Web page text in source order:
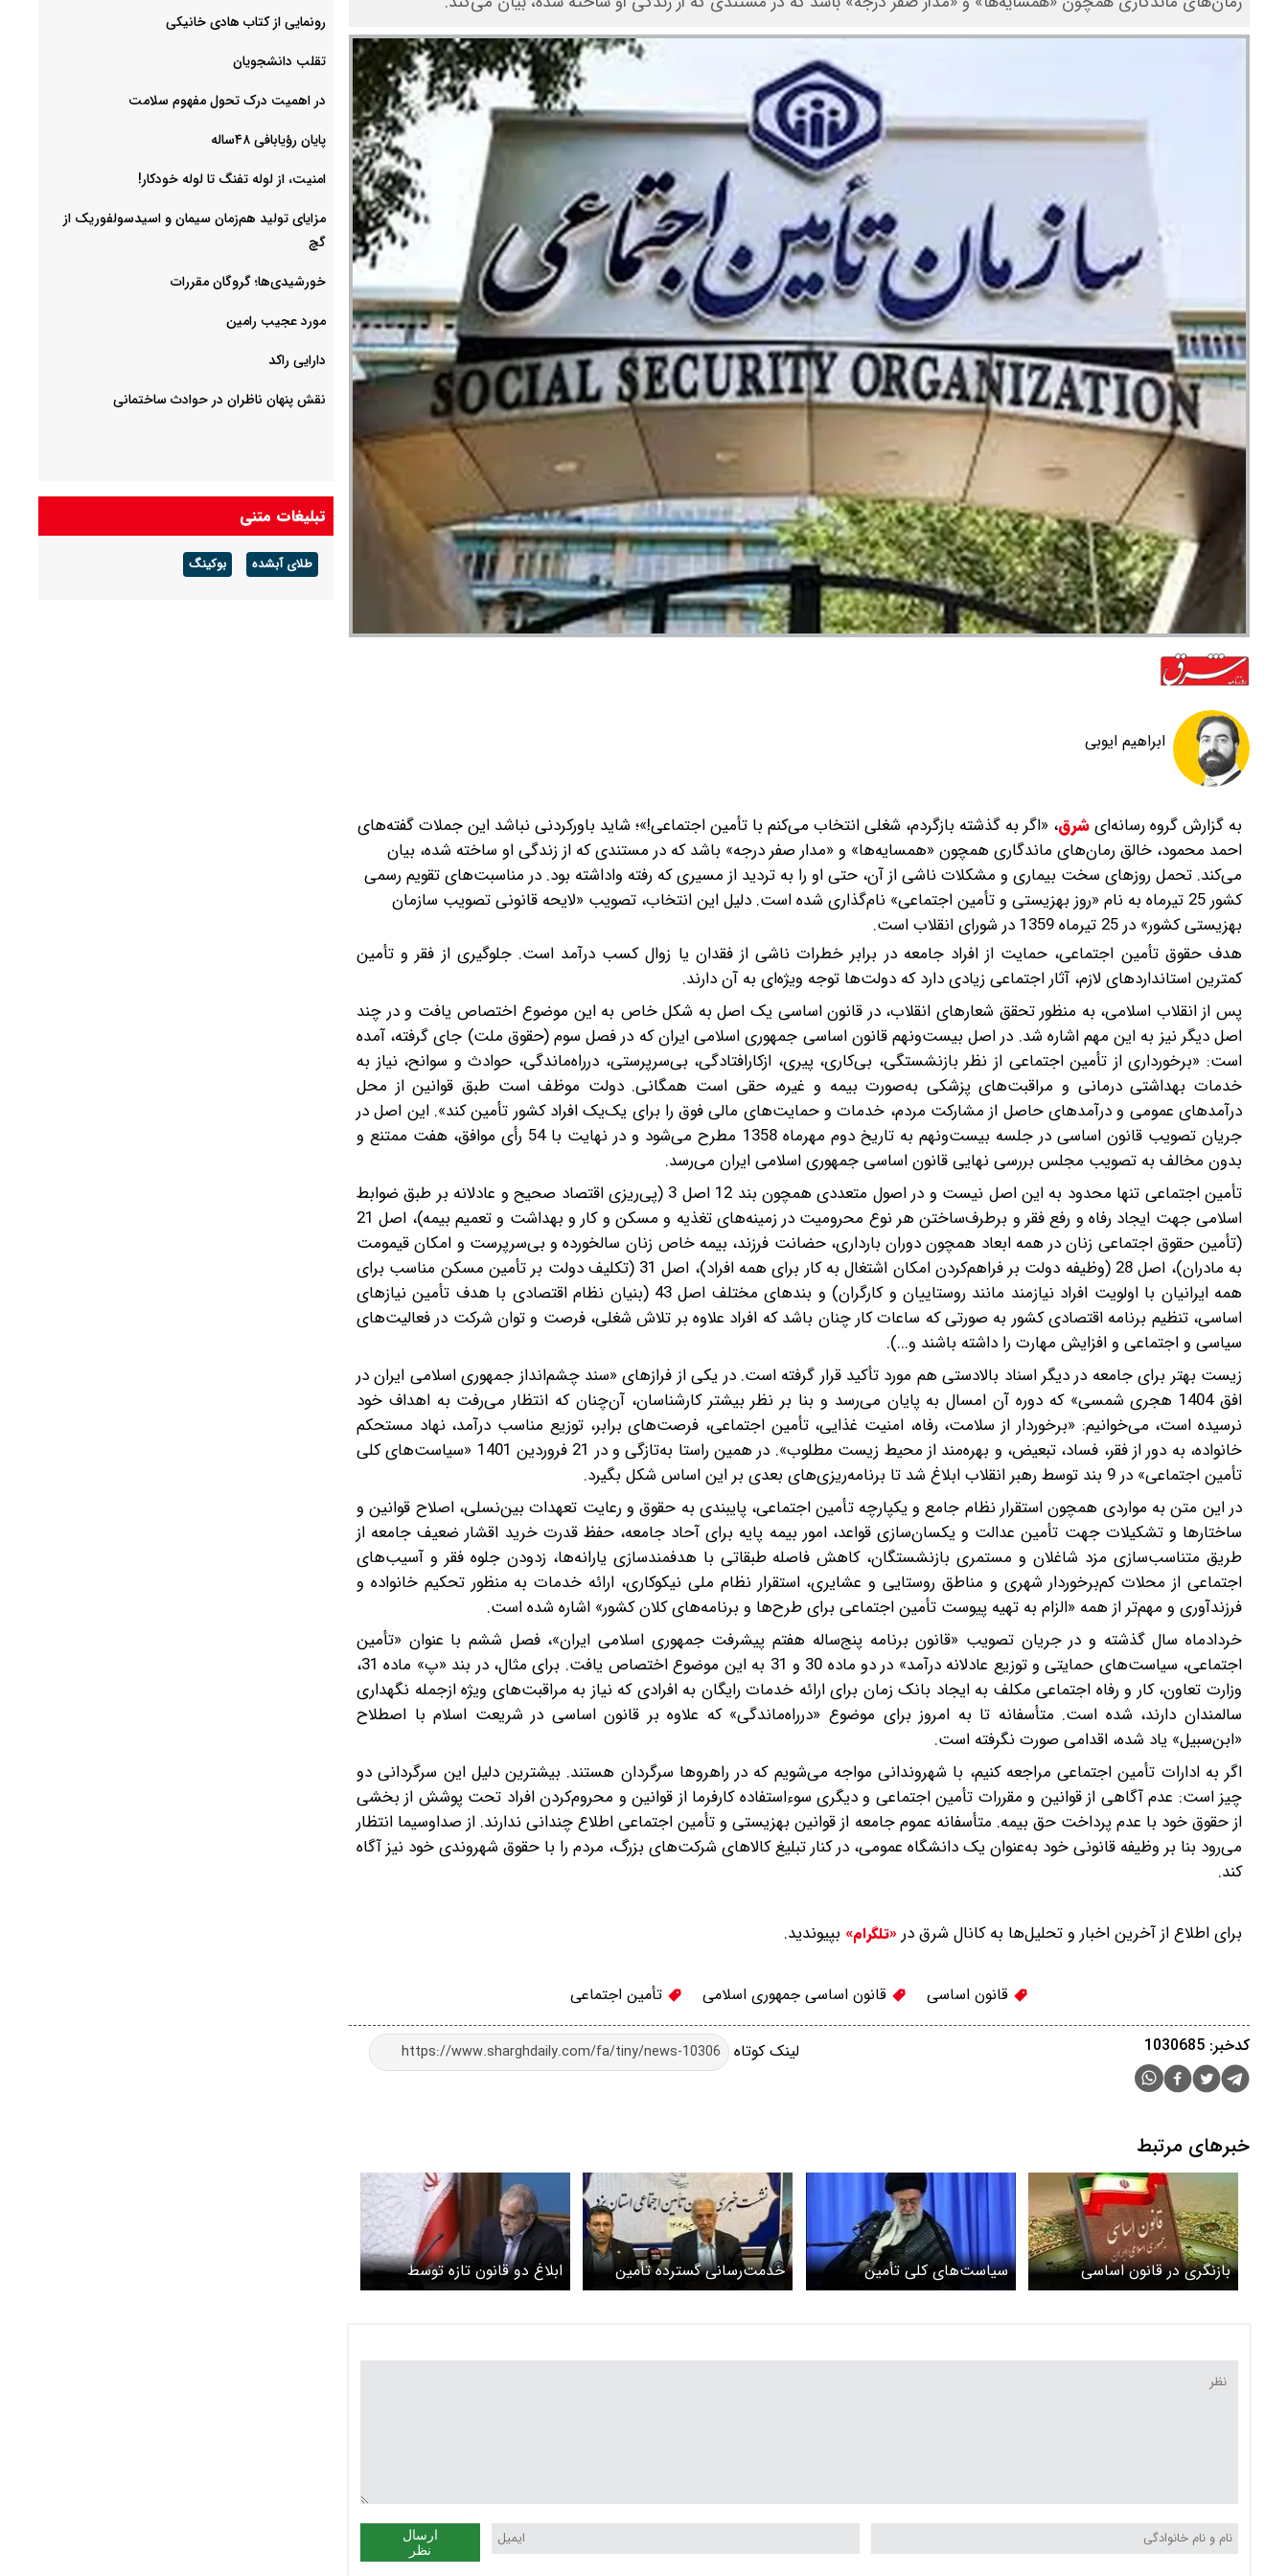
ابراهیم ایوبی
به گزارش گروه رسانه‌ایشرق، «اگر به گذشته بازگردم، شغلی انتخاب می‌کنم با تأمین اجتماعی!»؛ شاید باورکردنی نباشد‌ این جملات گفته‌های
احمد محمود، خالق رمان‌های ماندگاری همچون «همسایه‌ها» و «مدار صفر درجه» باشد که در مستندی که از زندگی او ساخته شده، بیان
می‌کند. تحمل روزهای سخت بیماری و مشکلات ناشی از آن، حتی او را به تردید از مسیری که رفته واداشته بود. در مناسبت‌های تقویم رسمی
کشور 25 تیرماه به نام «روز بهزیستی و تأمین اجتماعی» نام‌گذاری شده است. دلیل این انتخاب، تصویب «لایحه قانونی تصویب سازمان
بهزیستی کشور» در 25 تیرماه 1359 در شورای انقلاب است.
هدف حقوق تأمین اجتماعی، حمایت از افراد جامعه در برابر خطرات ناشی از فقدان یا زوال کسب درآمد است. جلوگیری از فقر و تأمین
کمترین استانداردهای لازم، آثار اجتماعی زیادی دارد که دولت‌ها توجه ویژه‌ای به آن دارند.
پس از انقلاب اسلامی، به منظور تحقق شعارهای انقلاب، در قانون اساسی یک اصل به شکل خاص به این موضوع اختصاص یافت و در چند
اصل دیگر نیز به این مهم اشاره شد. در اصل بیست‌و‌نهم قانون اساسی جمهوری اسلامی ایران که در فصل سوم (حقوق ملت) جای گرفته، آمده
است: «برخورداری از تأمین اجتماعی از نظر بازنشستگی، بی‌کاری، پیری، ازکارافتادگی، بی‌سرپرستی، درراه‌ماندگی، حوادث و سوانح، نیاز به
خدمات بهداشتی درمانی و مراقبت‌های پزشکی به‌صورت بیمه و غیره، حقی است همگانی. دولت موظف است طبق قوانین از محل
درآمدهای عمومی و درآمدهای حاصل از مشارکت مردم، خدمات و حمایت‌های مالی فوق را برای یک‌یک افراد کشور تأمین کند‌». این اصل در
جریان تصویب قانون اساسی در جلسه بیست‌و‌نهم به تاریخ دوم مهرماه 1358 مطرح می‌شود و در نهایت با 54 رأی موافق، هفت ممتنع و
بدون مخالف به تصویب مجلس بررسی نهایی قانون اساسی جمهوری اسلامی ایران می‌رسد.
تأمین اجتماعی تنها محدود به این اصل نیست و در اصول متعددی همچون‌ بند 12 اصل 3 (پی‌ریزی اقتصاد صحیح و عادلانه بر طبق ضوابط
اسلامی جهت ایجاد رفاه و رفع فقر و برطرف‌ساختن هر نوع محرومیت در زمینه‌های تغذیه و مسکن و کار و بهداشت و تعمیم بیمه)، اصل 21
(تأمین حقوق اجتماعی زنان در همه ابعاد همچون دوران بارداری، حضانت فرزند، بیمه خاص زنان سالخورده و بی‌سرپرست و امکان قیمومت
به مادران)، اصل 28 (وظیفه دولت بر فراهم‌کردن امکان اشتغال به کار برای همه افراد)، اصل 31 (تکلیف دولت بر تأمین مسکن مناسب برای
همه ایرانیان با اولویت افراد نیازمند مانند روستاییان و کارگران)‌ و‌ بند‌های مختلف اصل 43 (بنیان نظام اقتصادی با هدف تأمین نیازهای
اساسی، تنظیم برنامه اقتصادی کشور به صورتی که ساعات کار چنان باشد که افراد علاوه بر تلاش شغلی، فرصت و توان شرکت در فعالیت‌های
سیاسی و اجتماعی و افزایش مهارت را داشته باشند و...).
زیست بهتر برای جامعه در دیگر اسناد بالادستی هم مورد تأکید قرار گرفته است. در یکی از فرازهای «سند چشم‌انداز جمهوری اسلامی ایران در
افق 1404 هجری شمسی» که دوره آن امسال به پایان می‌رسد و بنا بر نظر بیشتر کارشناسان، آن‌چنان که انتظار می‌رفت به اهداف خود
نرسیده است، می‌خوانیم: «برخوردار از سلامت، رفاه، امنیت غذایی، تأمین اجتماعی، فرصت‌های برابر، توزیع مناسب درآمد، نهاد مستحکم
خانواده، به دور از فقر، فساد، تبعیض، و بهره‌مند از محیط زیست مطلوب». در همین راستا به‌تازگی و در 21 فروردین 1401 «سیاست‌های کلی
تأمین اجتماعی» در 9 بند توسط رهبر انقلاب ابلاغ شد تا برنامه‌ریزی‌های بعدی بر این اساس شکل بگیرد.
در این متن به مواردی همچون‌ استقرار نظام جامع و یکپارچه تأمین اجتماعی، پایبندی به حقوق و رعایت تعهدات بین‌نسلی، اصلاح قوانین و
ساختارها و تشکیلات جهت تأمین عدالت و یکسان‌سازی قواعد، امور بیمه پایه برای آحاد جامعه، حفظ قدرت خرید اقشار ضعیف جامعه از
طریق متناسب‌سازی مزد شاغلان و مستمری بازنشستگان، کاهش فاصله طبقاتی با هدفمندسازی یارانه‌ها، زدودن جلوه فقر و آسیب‌های
اجتماعی از محلات کم‌برخوردار شهری و مناطق روستایی و عشایری، استقرار نظام ملی نیکوکاری، ارائه خدمات به منظور تحکیم خانواده و
فرزندآوری‌ و مهم‌‌تر از همه «الزام به تهیه پیوست تأمین اجتماعی برای طرح‌ها و برنامه‌های کلان کشور» اشاره شده است.
خردادماه سال گذشته و در جریان تصویب «قانون برنامه پنج‌ساله هفتم پیشرفت جمهوری اسلامی ایران»، فصل ششم با عنوان «تأمین
اجتماعی، سیاست‌های حمایتی و توزیع عادلانه درآمد»‌‌ در دو ماده 30 و 31 به این موضوع اختصاص یافت. برای مثال، در بند «پ» ماده 31،
وزارت تعاون، کار و رفاه اجتماعی مکلف به ایجاد بانک زمان برای ارائه خدمات رایگان به افرادی که نیاز به مراقبت‌های ویژه از‌جمله نگهداری
سالمندان دارند، شده است. متأسفانه تا به امروز برای موضوع «در‌راه‌ماندگی» که علاوه بر قانون اساسی در شریعت اسلام با اصطلاح
«ابن‌سبیل» یاد شده، اقدامی صورت نگرفته است.
اگر به ادارات تأمین اجتماعی مراجعه کنیم، ‌با شهروندانی مواجه می‌شویم که در راهروها سرگردان هستند. بیشترین دلیل این سرگردانی دو
چیز است: عدم آگاهی از قوانین و مقررات تأمین اجتماعی و دیگری سوء‌استفاده کارفرما از قوانین و محروم‌کردن افراد تحت پوشش از بخشی
از حقوق خود با عدم پرداخت حق بیمه. متأسفانه عموم جامعه از قوانین بهزیستی و تأمین اجتماعی اطلاع چندانی ندارند. از صداوسیما انتظار
می‌رود بنا بر وظیفه قانونی خود به‌عنوان یک دانشگاه عمومی، در کنار تبلیغ کالاهای شرکت‌های بزرگ، مردم را با حقوق شهروندی خود نیز آگاه
کند.
برای اطلاع از آخرین اخبار و تحلیل‌ها به کانال شرق در «تلگرام» بپیوندید.
قانون اساسی قانون اساسی جمهوری اسلامی تأمین اجتماعی
لینک کوتاه کدخبر: 1030685
خبرهای مرتبط
بازنگری در قانون اساسی
سیاست‌های کلی تأمین
اجتماعی ابلاغ شد
خدمت‌رسانی گسترده تأمین
اجتماعی یزد به بیمه‌شدگان؛ ۱۲
ابلاغ دو قانون تازه توسط
رئیس‌جمهور
ارسال
نظر
رونمایی از کتاب هادی خانیکی
‌تقلب دانشجویان
در اهمیت درک تحول مفهوم سلامت
پایان رؤیابافی ۴۸ساله
امنیت، از لوله تفنگ تا ‌لوله خودکار!
مزایای تولید هم‌زمان سیمان و اسیدسولفوریک از
گچ
خورشیدی‌ها؛ گروگان مقررات
مورد عجیب رامین
دارایی راکد
نقش پنهان ناظران در حوادث ساختمانی
تبلیغات متنی
طلای آبشده بوکینگ